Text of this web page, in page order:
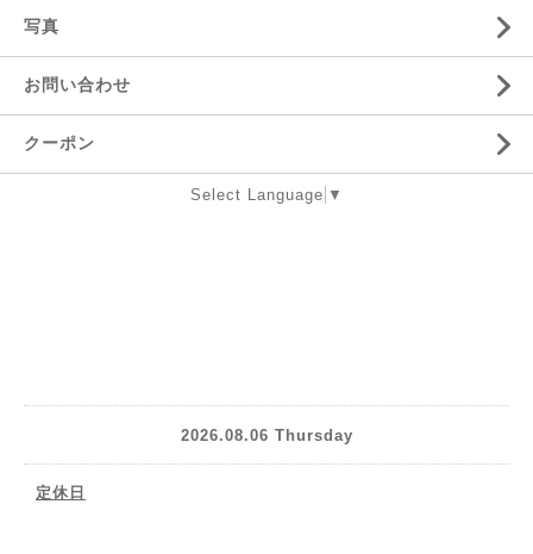
写真
お問い合わせ
クーポン
Select Language ▼
2026.08.06 Thursday
定休日